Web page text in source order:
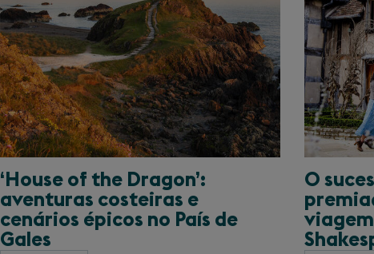
‘House of the Dragon’:
aventuras costeiras e
cenários épicos no País de
Gales
O